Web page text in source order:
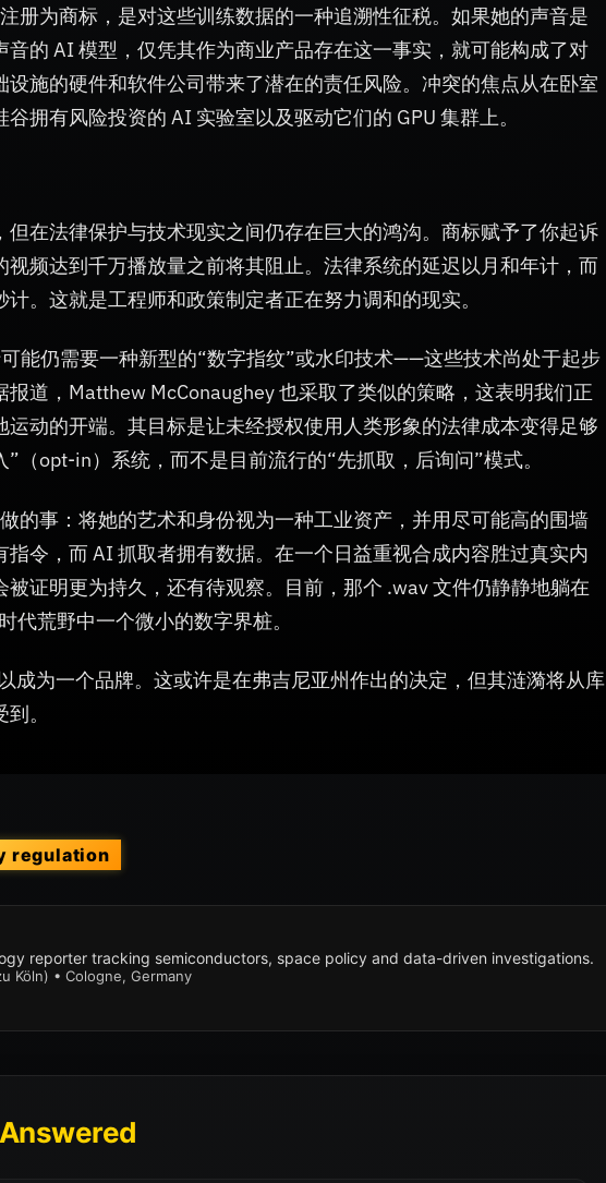
册为商标，是对这些训练数据的一种追溯性征税。如果她的声音是
的 AI 模型，仅凭其作为商业产品存在这一事实，就可能构成了对
施的硬件和软件公司带来了潜在的责任风险。冲突的焦点从在卧室
拥有风险投资的 AI 实验室以及驱动它们的 GPU 集群上。
在法律保护与技术现实之间仍存在巨大的鸿沟。商标赋予了你起诉
频达到千万播放量之前将其阻止。法律系统的延迟以月和年计，而
。这就是工程师和政策制定者正在努力调和的现实。
能仍需要一种新型的“数字指纹”或水印技术——这些技术尚处于起步
道，Matthew McConaughey 也采取了类似的策略，这表明我们正
动的开端。其目标是让未经授权使用人类形象的法律成本变得足够
（opt-in）系统，而不是目前流行的“先抓取，后询问”模式。
的事：将她的艺术和身份视为一种工业资产，并用尽可能高的围墙
令，而 AI 抓取者拥有数据。在一个日益重视合成内容胜过真实内
证明更为持久，还有待观察。目前，那个 .wav 文件仍静静地躺在
荒野中一个微小的数字界桩。
成为一个品牌。这或许是在弗吉尼亚州作出的决定，但其涟漪将从库
。
regulation
reporter tracking semiconductors, space policy and data-driven investigations.
Köln) • Cologne, Germany